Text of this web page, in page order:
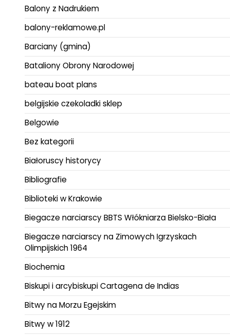
Balony z Nadrukiem
balony-reklamowe.pl
Barciany (gmina)
Bataliony Obrony Narodowej
bateau boat plans
belgijskie czekoladki sklep
Belgowie
Bez kategorii
Białoruscy historycy
Bibliografie
Biblioteki w Krakowie
Biegacze narciarscy BBTS Włókniarza Bielsko-Biała
Biegacze narciarscy na Zimowych Igrzyskach
Olimpijskich 1964
Biochemia
Biskupi i arcybiskupi Cartagena de Indias
Bitwy na Morzu Egejskim
Bitwy w 1912